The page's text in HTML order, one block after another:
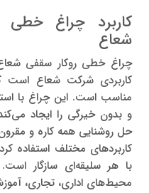
شعاع
کاربردی شرکت شعاع است
و بدون خیرگی را ایجاد
حل روشنایی همه کاره و
کاربردهای مختلف استفاده
با هر سلیقه‌ای سازگار
محیط‌های اداری، تجاری،